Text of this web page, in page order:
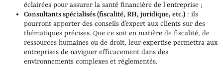
éclairées pour assurer la santé financière de l'entreprise ;
Consultants spécialisés (fiscalité, RH, juridique, etc.) : ils
pourront apporter des conseils d’expert aux clients sur des
thématiques précises. Que ce soit en matière de fiscalité, de
ressources humaines ou de droit, leur expertise permettra aux
entreprises de naviguer efficacement dans des
environnements complexes et réglementés.